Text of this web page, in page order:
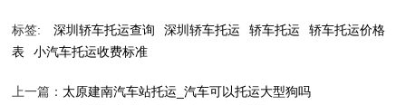
标签: 深圳轿车托运查询 深圳轿车托运 轿车托运
轿车托运价格
表
小汽车托运收费标准
上一篇： 太原建南汽车站托运_汽车可以托运大型狗吗